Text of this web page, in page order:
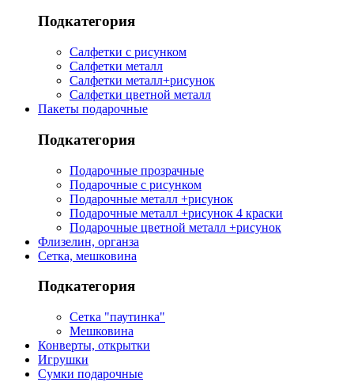
Подкатегория
Салфетки с рисунком
Салфетки металл
Салфетки металл+рисунок
Салфетки цветной металл
Пакеты подарочные
Подкатегория
Подарочные прозрачные
Подарочные с рисунком
Подарочные металл +рисунок
Подарочные металл +рисунок 4 краски
Подарочные цветной металл +рисунок
Флизелин, органза
Сетка, мешковина
Подкатегория
Сетка "паутинка"
Мешковина
Конверты, открытки
Игрушки
Сумки подарочные